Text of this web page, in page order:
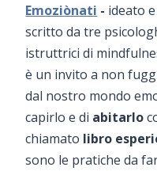
Emoziònati - ideato e
scritto da tre
istruttrici di
è un invito a non
dal nostro mondo
capirlo e di abitarlo
chiamato libro
sono le pratiche da